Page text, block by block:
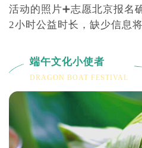
活动的照片➕志愿北京报名
2小时公益时长，缺少信息
端午文化小使者
DRAGON BOAT FESTIVAL